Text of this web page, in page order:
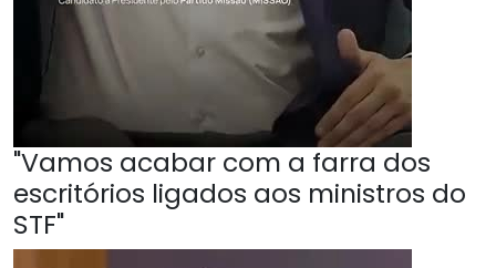
"Vamos acabar com a farra dos
escritórios ligados aos ministros do
STF"